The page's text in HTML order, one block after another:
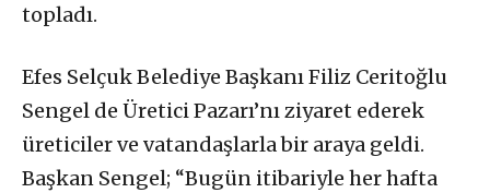
topladı.
Efes Selçuk Belediye Başkanı Filiz Ceritoğlu
Sengel de Üretici Pazarı’nı ziyaret ederek
üreticiler ve vatandaşlarla bir araya geldi.
Başkan Sengel; “Bugün itibariyle her hafta